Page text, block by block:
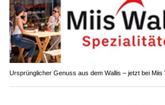
Ursprünglicher Genuss aus dem Wallis – jetzt bei Miis